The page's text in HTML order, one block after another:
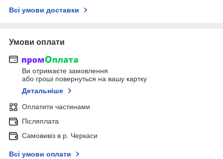
Всі умови доставки
Умови оплати
Ви отримаєте замовлення
або гроші повернуться на вашу картку
Детальніше
Оплатити частинами
Післяплата
Самовивіз в р. Черкаси
Всі умови оплати